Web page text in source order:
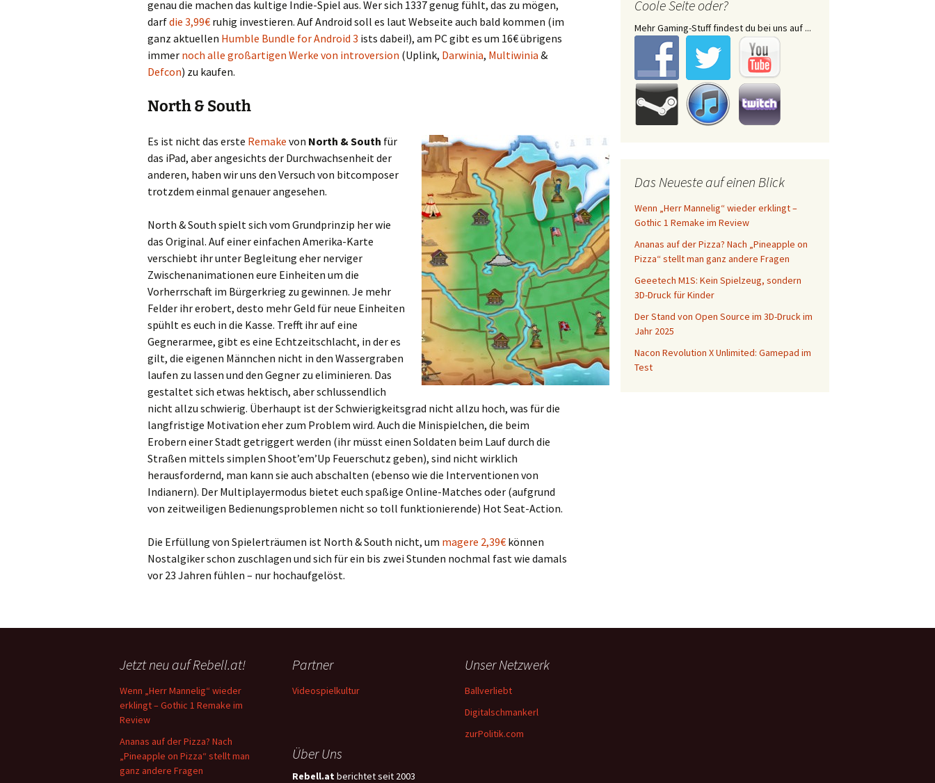
genau die machen das kultige Indie-Spiel aus. Wer sich 1337 genug fühlt, das zu mögen,
darfdie 3,99€ ruhig investieren. Auf Android soll es laut Webseite auch bald kommen (im
ganz aktuellen Humble Bundle for Android 3 ists dabei!), am PC gibt es um 16€ übrigens
immer noch alle großartigen Werke von introversion (Uplink, Darwinia, Multiwinia &
Defcon) zu kaufen.
North & South
Es ist nicht das erste Remake von North & South für
das iPad, aber angesichts der Durchwachsenheit der
anderen, haben wir uns den Versuch von bitcomposer
trotzdem einmal genauer angesehen.
North & South spielt sich vom Grundprinzip her wie
das Original. Auf einer einfachen Amerika-Karte
verschiebt ihr unter Begleitung eher nerviger
Zwischenanimationen eure Einheiten um die
Vorherrschaft im Bürgerkrieg zu gewinnen. Je mehr
Felder ihr erobert, desto mehr Geld für neue Einheiten
spühlt es euch in die Kasse. Trefft ihr auf eine
Gegnerarmee, gibt es eine Echtzeitschlacht, in der es
gilt, die eigenen Männchen nicht in den Wassergraben
laufen zu lassen und den Gegner zu eliminieren. Das
gestaltet sich etwas hektisch, aber schlussendlich
nicht allzu schwierig. Überhaupt ist der Schwierigkeitsgrad nicht allzu hoch, was für die
langfristige Motivation eher zum Problem wird. Auch die Minispielchen, die beim
Erobern einer Stadt getriggert werden (ihr müsst einen Soldaten beim Lauf durch die
Straßen mittels simplen Shoot’em’Up Feuerschutz geben), sind nicht wirklich
herausfordernd, man kann sie auch abschalten (ebenso wie die Interventionen von
Indianern). Der Multiplayermodus bietet euch spaßige Online-Matches oder (aufgrund
von zeitweiligen Bedienungsproblemen nicht so toll funktionierende) Hot Seat-Action.
Die Erfüllung von Spielerträumen ist North & South nicht, um magere 2,39€ können
Nostalgiker schon zuschlagen und sich für ein bis zwei Stunden nochmal fast wie damals
vor 23 Jahren fühlen – nur hochaufgelöst.
Coole Seite oder?
Mehr Gaming-Stuff findest du bei uns auf ...
Das Neueste auf einen Blick
Wenn „Herr Mannelig“ wieder erklingt –
Gothic 1 Remake im Review
Ananas auf der Pizza? Nach „Pineapple on
Pizza“ stellt man ganz andere Fragen
Geeetech M1S: Kein Spielzeug, sondern
3D-Druck für Kinder
Der Stand von Open Source im 3D-Druck im
Jahr 2025
Nacon Revolution X Unlimited: Gamepad im
Test
Jetzt neu auf Rebell.at!
Wenn „Herr Mannelig“ wieder
erklingt – Gothic 1 Remake im
Review
Ananas auf der Pizza? Nach
„Pineapple on Pizza“ stellt man
ganz andere Fragen
Partner
Videospielkultur
Unser Netzwerk
Ballverliebt
Digitalschmankerl
zurPolitik.com
Über Uns
Rebell.at berichtet seit 2003